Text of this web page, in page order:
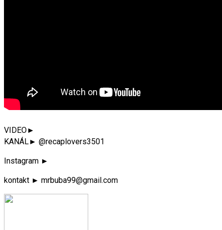
VIDEO►
KANÁL► @recaplovers3501
Instagram ►
kontakt ► mrbuba99@gmail.com